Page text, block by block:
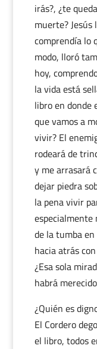
irás?, ¿te
muerte? Jesús
comprendía lo
modo, lloró
hoy,
la vida está
libro en donde
que vamos a
vivir? El
rodeará de
y me arrasará
dejar piedra
la pena vivir
especialmente
de la tumba
hacia atrás
¿Esa sola
habrá
¿Quién es
El Cordero
el libro, todos